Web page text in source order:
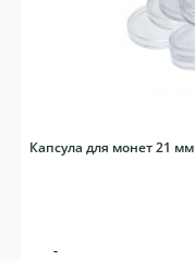
Капсула для монет 21 мм
-